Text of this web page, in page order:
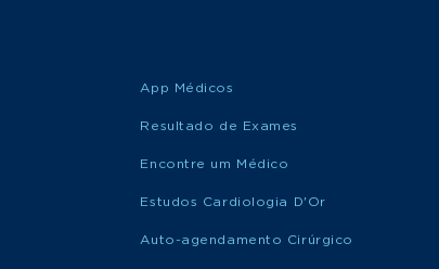
App Médicos
Resultado de Exames
Encontre um Médico
Estudos Cardiologia D'Or
Auto-agendamento Cirúrgico